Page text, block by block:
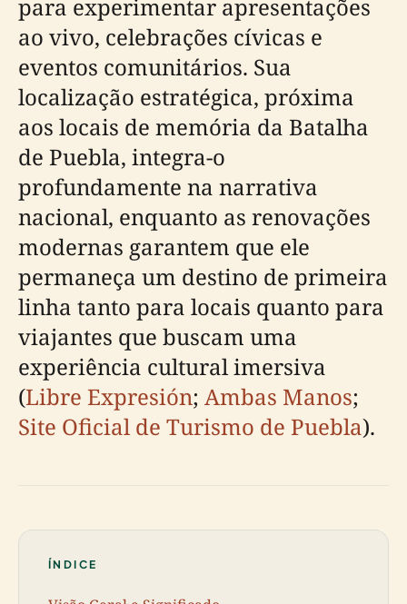
para experimentar apresentações
ao vivo, celebrações cívicas e
eventos comunitários. Sua
localização estratégica, próxima
aos locais de memória da Batalha
de Puebla, integra-o
profundamente na narrativa
nacional, enquanto as renovações
modernas garantem que ele
permaneça um destino de primeira
linha tanto para locais quanto para
viajantes que buscam uma
experiência cultural imersiva
(Libre Expresión; Ambas Manos;
Site Oficial de Turismo de Puebla).
ÍNDICE